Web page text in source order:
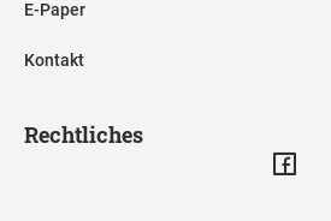
E-Paper
Kontakt
Rechtliches